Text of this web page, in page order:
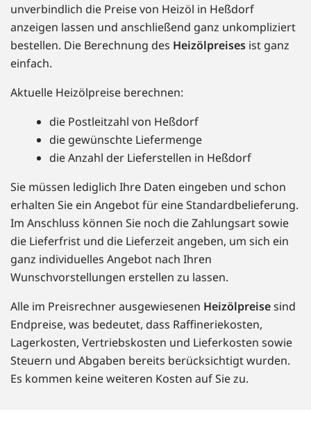
unverbindlich die Preise von Heizöl in Heßdorf
anzeigen lassen und anschließend ganz unkompliziert
bestellen. Die Berechnung des Heizölpreises ist ganz
einfach.
Aktuelle Heizölpreise berechnen:
die Postleitzahl von Heßdorf
die gewünschte Liefermenge
die Anzahl der Lieferstellen in Heßdorf
Sie müssen lediglich Ihre Daten eingeben und schon
erhalten Sie ein Angebot für eine Standardbelieferung.
Im Anschluss können Sie noch die Zahlungsart sowie
die Lieferfrist und die Lieferzeit angeben, um sich ein
ganz individuelles Angebot nach Ihren
Wunschvorstellungen erstellen zu lassen.
Alle im Preisrechner ausgewiesenen Heizölpreisesind
Endpreise, was bedeutet, dass Raffineriekosten,
Lagerkosten, Vertriebskosten und Lieferkosten sowie
Steuern und Abgaben bereits berücksichtigt wurden.
Es kommen keine weiteren Kosten auf Sie zu.